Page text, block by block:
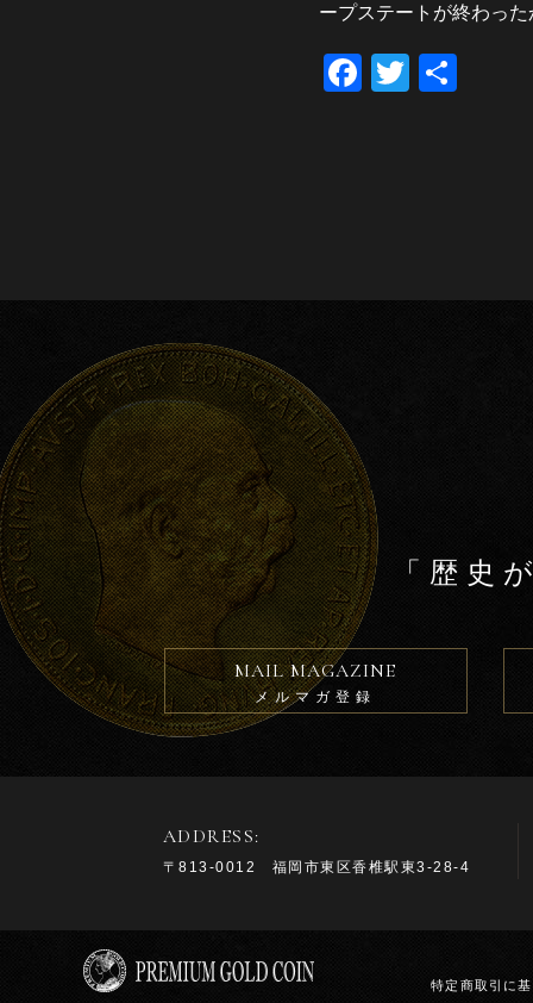
ープステートが終わった
F
o
T
「歴史
MAIL MAGAZINE
メルマガ登録
ADDRESS:
〒813-0012 福岡市東区香椎駅東3-28-4
特定商取引に